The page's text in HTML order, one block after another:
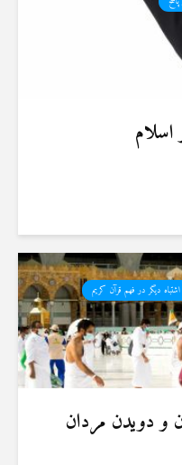
دیگر در فهم قرآن کریم
و دویدن مردان